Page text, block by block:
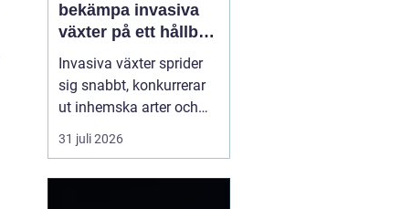
bekämpa invasiva
växter på ett hållbart
sätt
Invasiva växter sprider
sig snabbt, konkurrerar
ut inhemska arter och
kan på sikt förändra hela
ekosystem. De orsakar
31 juli 2026